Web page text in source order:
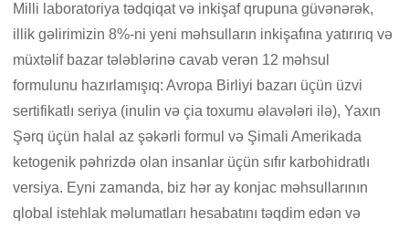
Milli laboratoriya tədqiqat və inkişaf qrupuna güvənərək,
illik gəlirimizin 8%-ni yeni məhsulların inkişafına yatırırıq və
müxtəlif bazar tələblərinə cavab verən 12 məhsul
formulunu hazırlamışıq: Avropa Birliyi bazarı üçün üzvi
sertifikatlı seriya (inulin və çia toxumu əlavələri ilə), Yaxın
Şərq üçün halal az şəkərli formul və Şimali Amerikada
ketogenik pəhrizdə olan insanlar üçün sıfır karbohidratlı
versiya. Eyni zamanda, biz hər ay konjac məhsullarının
qlobal istehlak məlumatları hesabatını təqdim edən və